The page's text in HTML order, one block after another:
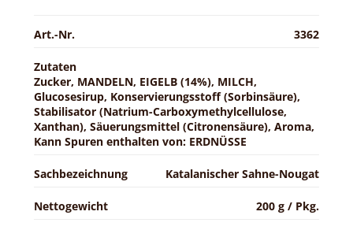
Art.-Nr. 3362
Zutaten
Zucker, MANDELN, EIGELB (14%), MILCH,
Glucosesirup, Konservierungsstoff (Sorbinsäure),
Stabilisator (Natrium-Carboxymethylcellulose,
Xanthan), Säuerungsmittel (Citronensäure), Aroma,
Kann Spuren enthalten von: ERDNÜSSE
Sachbezeichnung Katalanischer Sahne-Nougat
Nettogewicht 200 g / Pkg.